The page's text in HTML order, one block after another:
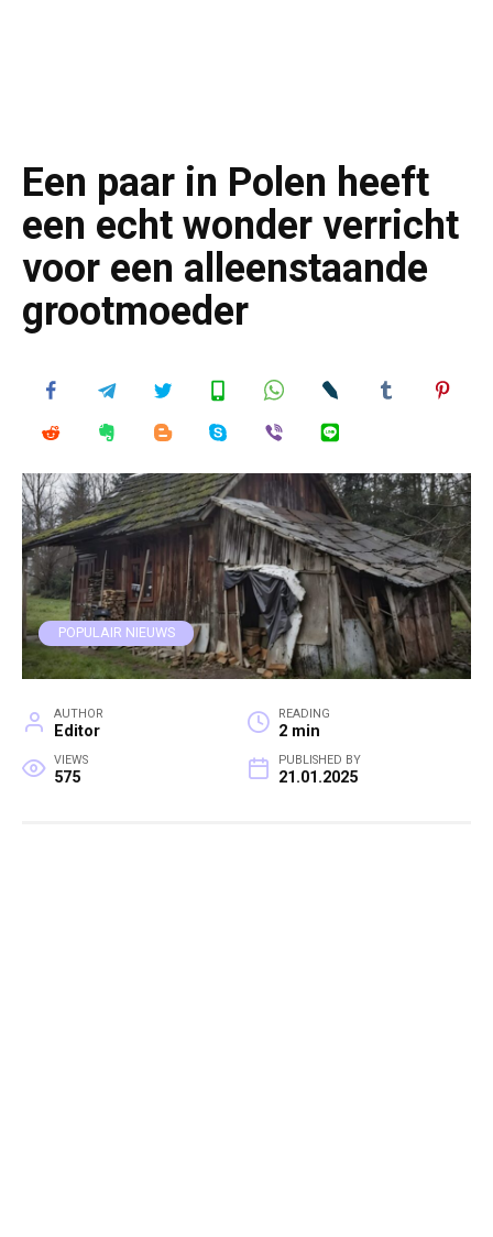
Een paar in Polen heeft
een echt wonder verricht
voor een alleenstaande
grootmoeder
POPULAIR NIEUWS
AUTHOR
Editor
READING
2 min
VIEWS
575
PUBLISHED BY
21.01.2025